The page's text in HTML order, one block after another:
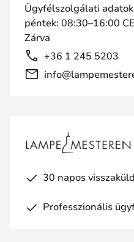
Ügyfélszolgálati
péntek: 08:30–16:00
Zárva
+36 1 245 5203
30 napos
Professzionális